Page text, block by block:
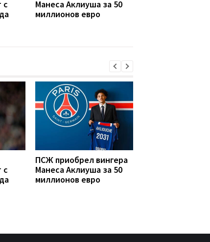
с
Манеса Аклиуша за 50
миллионов евро
с
ПСЖ приобрел вингера
Манеса Аклиуша за 50
миллионов евро